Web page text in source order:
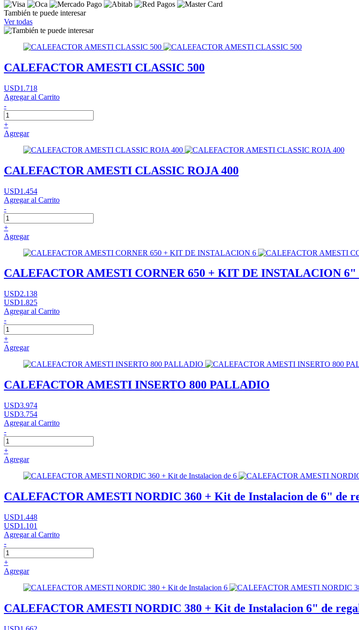
También te puede interesar
Ver todas
CALEFACTOR AMESTI CLASSIC 500
USD1.718
Agregar al Carrito
-
+
Agregar
CALEFACTOR AMESTI CLASSIC ROJA 400
USD1.454
Agregar al Carrito
-
+
Agregar
CALEFACTOR AMESTI CORNER 650 + KIT DE INSTALACION
USD2.138
USD1.825
Agregar al Carrito
-
+
Agregar
CALEFACTOR AMESTI INSERTO 800 PALLADIO
USD3.974
USD3.754
Agregar al Carrito
-
+
Agregar
CALEFACTOR AMESTI NORDIC 360 + Kit de Instalacion de 6" de
USD1.448
USD1.101
Agregar al Carrito
-
+
Agregar
CALEFACTOR AMESTI NORDIC 380 + Kit de Instalacion 6" de